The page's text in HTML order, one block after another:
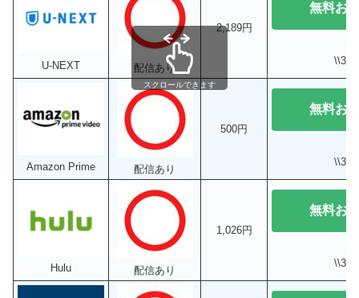
U-NEXT 配信あり
2,189円
無料お
\\31
Amazon Prime 配信あり
500円
無料お
\\30
Hulu 配信あり
1,026円
無料お
\\31
スクロールできます